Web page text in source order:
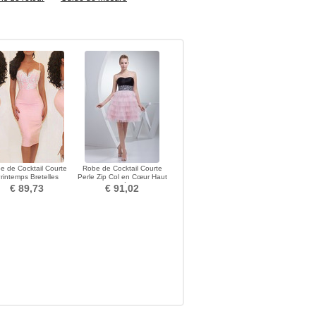
de Cocktail Courte
Bretelles
Norme Fourreau
€ 89,73
Robe de Cocktail Courte
Perle Zip Col en Cœur Haut
Bas Médium
€ 91,02